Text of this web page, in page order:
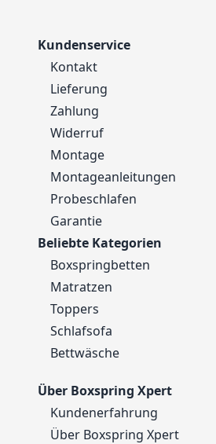
Kundenservice
Kontakt
Lieferung
Zahlung
Widerruf
Montage
Montageanleitungen
Probeschlafen
Garantie
Beliebte Kategorien
Boxspringbetten
Matratzen
Toppers
Schlafsofa
Bettwäsche
Über Boxspring Xpert
Kundenerfahrung
Über Boxspring Xpert